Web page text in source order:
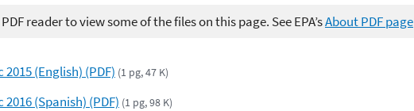
reader to view some of the files on this page. See EPA’sAbout PDF page
2015 (English) (PDF) (1 pg, 47 K)
2016 (Spanish) (PDF) (1 pg, 98 K)